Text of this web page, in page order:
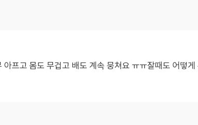
프고 몸도 무겁고 배도 계속 뭉쳐요 ㅠㅠ잘때도 어떻